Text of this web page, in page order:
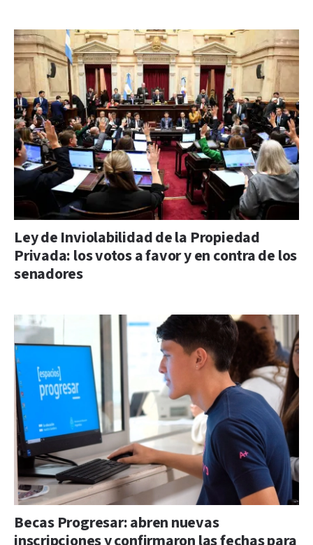
Ley de Inviolabilidad de la Propiedad
Privada: los votos a favor y en contra de los
senadores
Becas Progresar: abren nuevas
inscripciones y confirmaron las fechas para